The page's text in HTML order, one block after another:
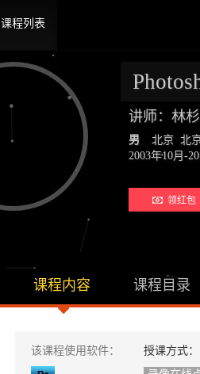
课程列表
讲师：林
男
北京 北
2003年10月-
领红包
课程内容 课程目录
该课程使用软件：
授课方式：